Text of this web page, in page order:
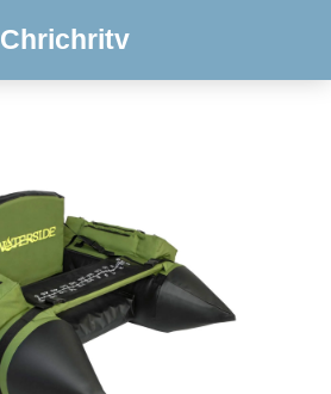
Chrichritv